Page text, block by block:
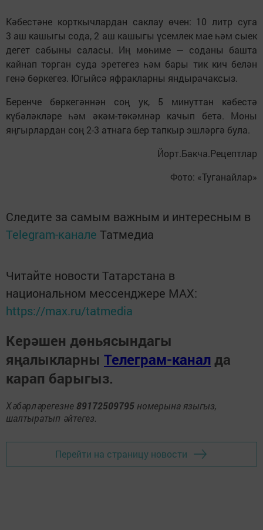
Кәбестәне корткычлардан саклау өчен: 10 литр суга
3 аш кашыгы сода, 2 аш кашыгы үсемлек мае һәм сыек
дегет сабыны саласы. Иң мөһиме — соданы башта
кайнап торган суда эретегез һәм бары тик кич белән
генә бөркегез. Югыйсә яфракларны яндырачаксыз.
Беренче бөркегәннән соң ук, 5 минуттан кәбестә
күбәләкләре һәм әкәм-төкәмнәр качып бетә. Моны
яңгырлардан соң 2-3 атнага бер тапкыр эшләргә була.
Йорт.Бакча.Рецептлар
Фото: «Туганайлар»
Следите за самым важным и интересным в
Telegram-канале Татмедиа
Читайте новости Татарстана в
национальном мессенджере MАХ:
https://max.ru/tatmedia
Керәшен дөньясындагы
яңалыкларны Телеграм-канал да
карап барыгыз.
Хәбәрләрегезне 89172509795 номерына языгыз,
шалтыратып әйтегез.
Перейти на страницу новости